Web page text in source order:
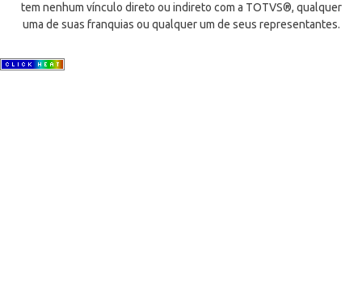
tem nenhum vínculo direto ou indireto com a TOTVS®, qualquer
uma de suas franquias ou qualquer um de seus representantes.